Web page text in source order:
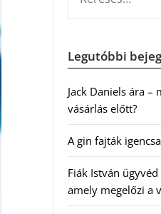
Legutóbbi
Jack Daniels ára
vásárlás előtt?
A gin fajták
Fiák István
amely megelőzi a